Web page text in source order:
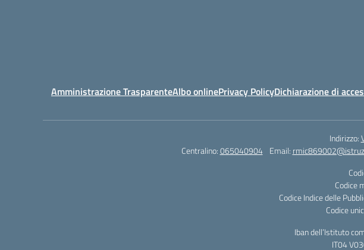
Amministrazione TrasparenteAlbo onlinePrivacy PolicyDichiarazione di
Indirizzo:
Centralino:065040904 Email:
Codice
Codice Indice delle
Codice
Iban dell’Istituto
IT04